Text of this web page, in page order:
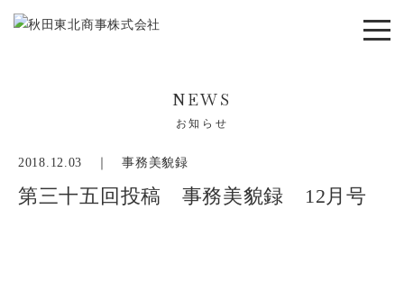
NEWS
お知らせ
2018.12.03 ｜事務美貌録
第三十五回投稿 事務美貌録 12月号